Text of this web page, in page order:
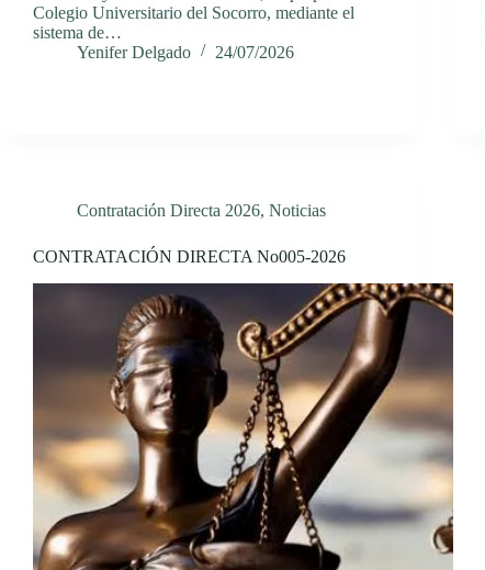
Colegio Universitario del Socorro, mediante el
sistema de…
Yenifer Delgado
24/07/2026
Contratación Directa 2026, Noticias
CONTRATACIÓN DIRECTA No005-2026